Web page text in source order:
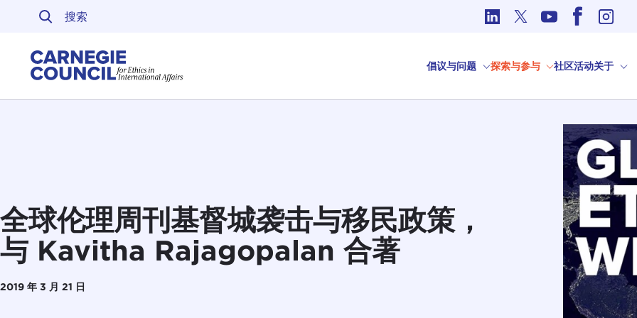
跳至内容
倡议与问题 探索与参与 社区活动关于
全球伦理周刊基督城袭击与移民政策，
与 Kavitha Rajagopalan 合著
2019 年 3 月 21 日